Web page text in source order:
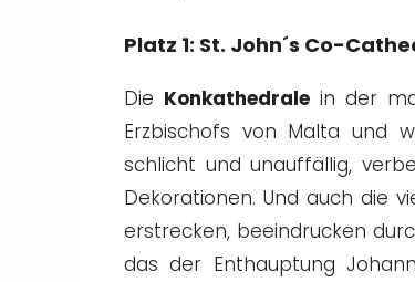
Platz 1: St. John´s Co-
Die Konkathedrale in der
Erzbischofs von Malta und
schlicht und unauffällig,
Dekorationen. Und auch die
erstrecken, beeindrucken
das der Enthauptung